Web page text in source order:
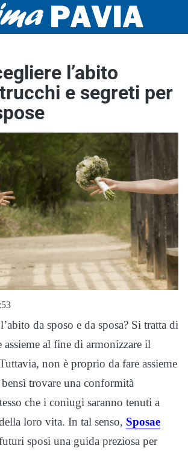
l’abito
e segreti per
da sposo e da sposa? Si tratta di
assieme al fine di armonizzare il
non è proprio da fare assieme
trovare una conformità
che i coniugi saranno tenuti a
loro vita. In tal senso, Sposae
sposi una guida preziosa per